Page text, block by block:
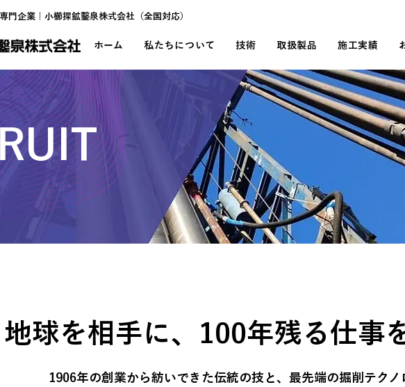
門企業｜小櫛探鉱鑿泉株式会社（全国対応）
ホーム 私たちについて 技術 取扱製品 施工実績
地球を相手に、100年残る仕事
1906年の創業から紡いできた伝統の技と、最先端の掘削テクノ